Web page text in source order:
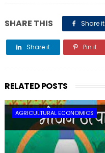
SHARE THIS Share it
Share it Pin it
RELATED POSTS
AGRICULTURAL ECONOMICS